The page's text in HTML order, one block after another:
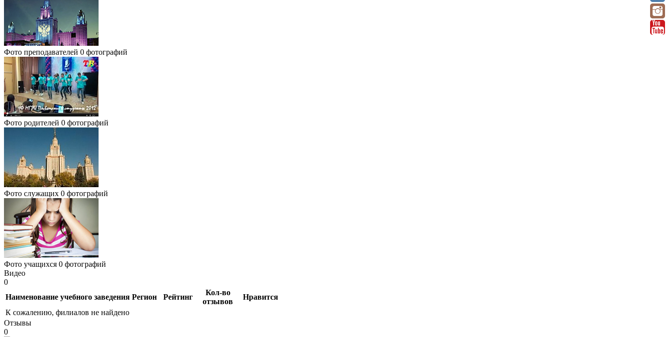
Фото преподавателей 0 фотографий
Фото родителей 0 фотографий
Фото служащих 0 фотографий
Фото учащихся 0 фотографий
Видео
0
Наименование учебного заведения Регион Рейтинг
Кол-во
отзывов
Нравится
К сожалению, филиалов не найдено
Отзывы
0